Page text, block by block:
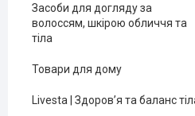
Засоби для догляду за
волоссям, шкірою обличчя та
тіла
Товари для дому
Livesta | Здоров’я та баланс